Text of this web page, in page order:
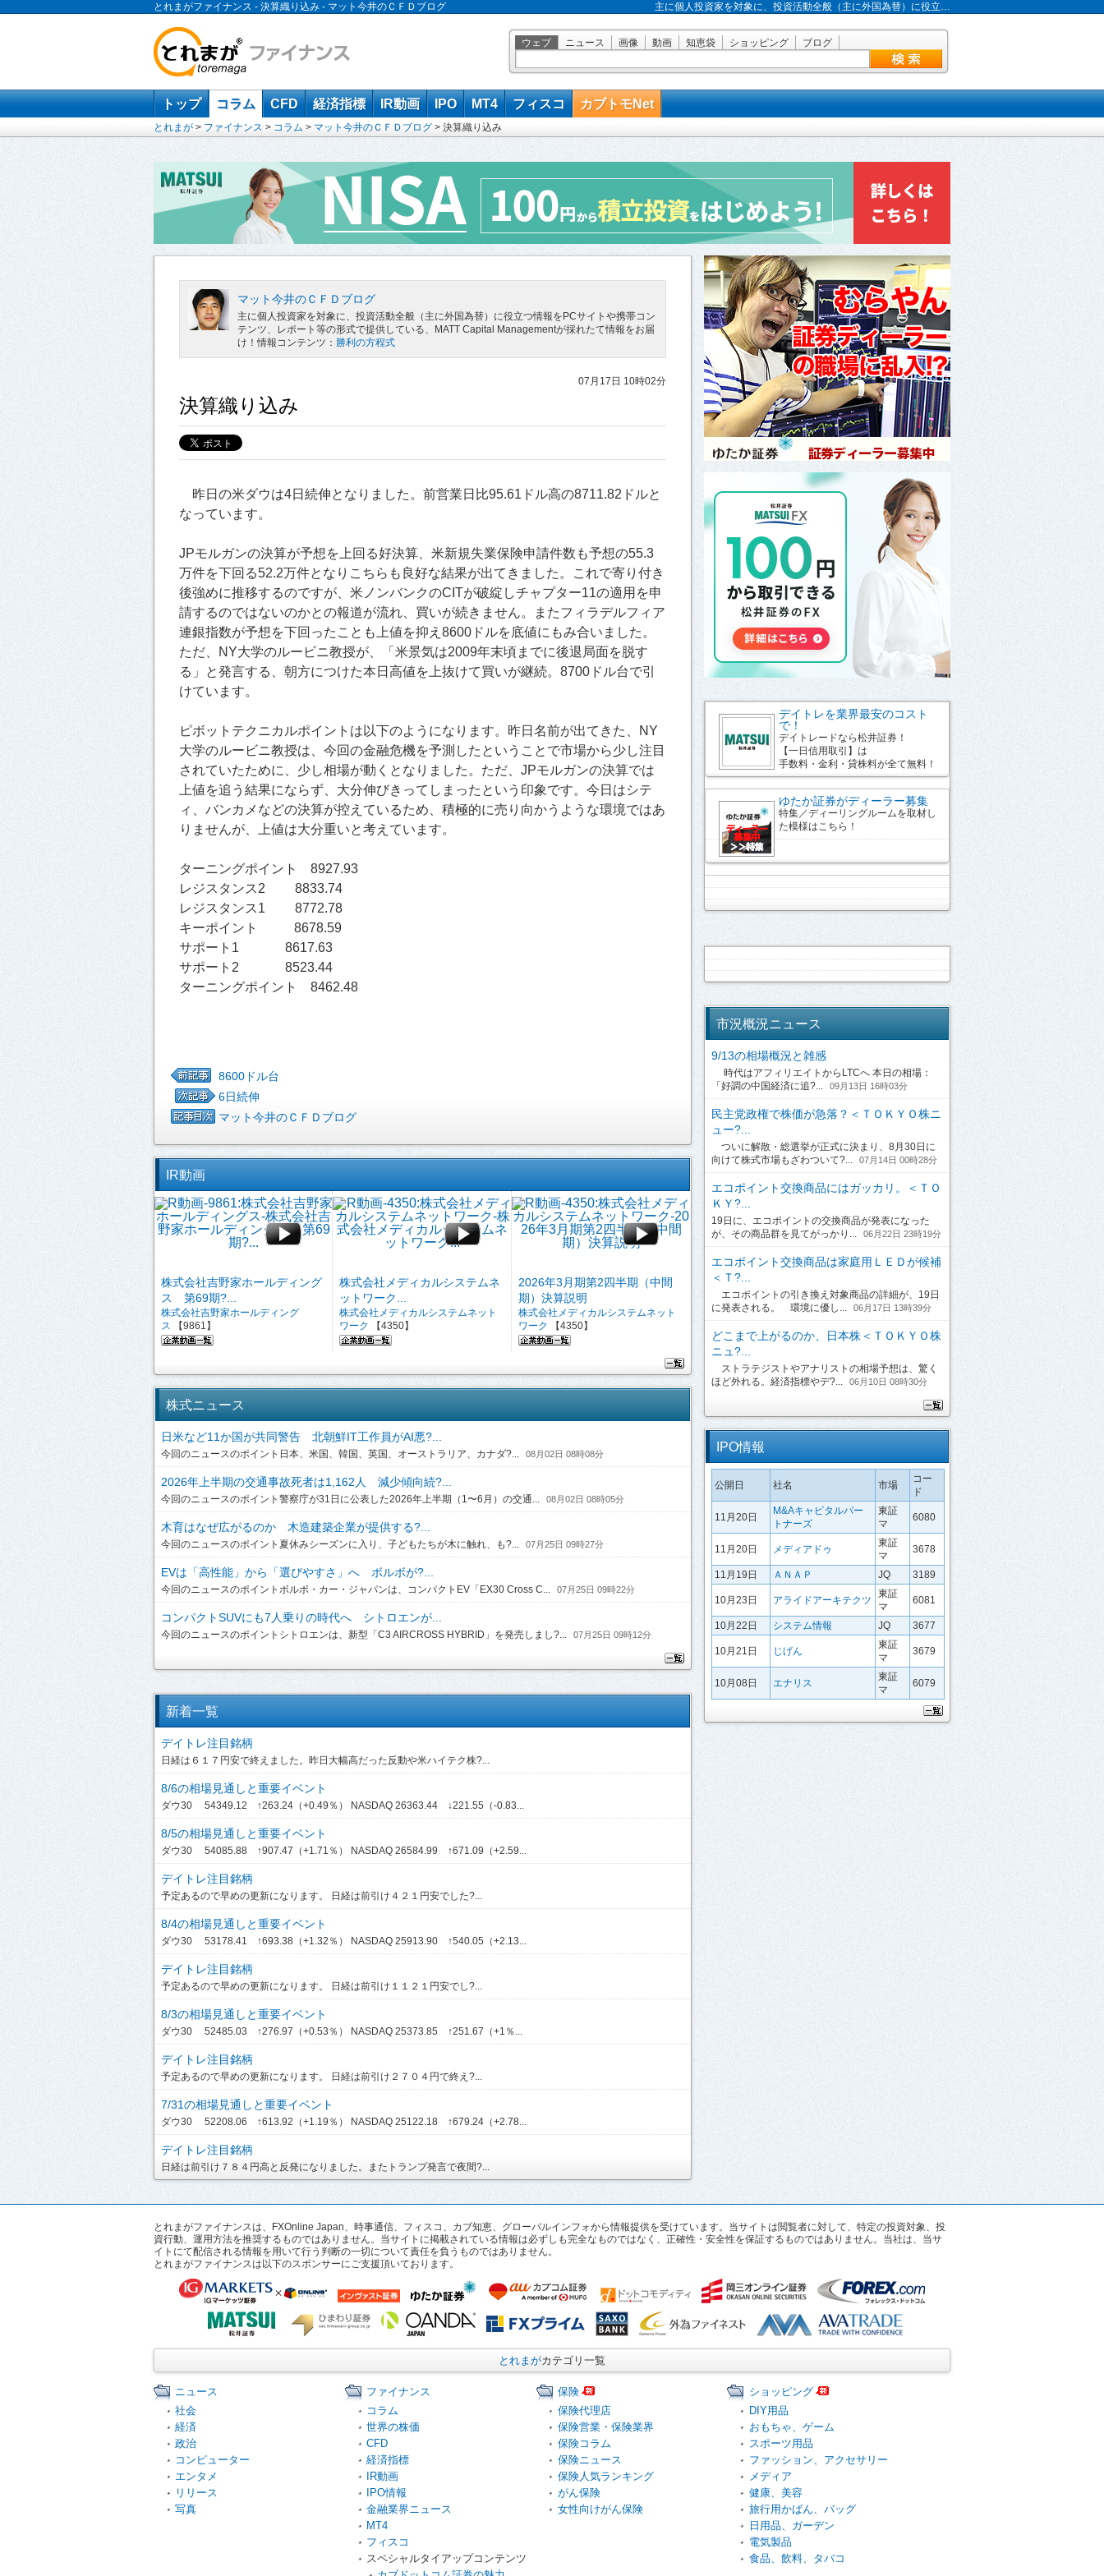
とれまがファイナンス - 決算織り込み - マット今井のＣＦＤブログ 主に個人投資家を対象に、投資活動全般（主に外国為替）に役立…
ウェブ ニュース 画像 動画 知恵袋 ショッピング ブログ
トップ コラム CFD 経済指標 IR動画 IPO MT4 フィスコ カブトモNet
とれまが > ファイナンス > コラム > マット今井のＣＦＤブログ > 決算織り込み
マット今井のＣＦＤブログ
主に個人投資家を対象に、投資活動全般（主に外国為替）に役立つ情報をPCサイトや携帯コン
テンツ、レポート等の形式で提供している、MATT Capital Managementが採れたて情報をお届
け！情報コンテンツ： 勝利の方程式
07月17日 10時02分
決算織り込み
昨日の米ダウは4日続伸となりました。前営業日比95.61ドル高の8711.82ドルと
なっています。
JPモルガンの決算が予想を上回る好決算、米新規失業保険申請件数も予想の55.3
万件を下回る52.2万件となりこちらも良好な結果が出てきました。これで寄り付き
後強めに推移するのですが、米ノンバンクのCITが破綻しチャプター11の適用を申
請するのではないのかとの報道が流れ、買いが続きません。またフィラデルフィア
連銀指数が予想を下回ったことも上値を抑え8600ドルを底値にもみ合いました。
ただ、NY大学のルービニ教授が、「米景気は2009年末頃までに後退局面を脱す
る」と発言する、朝方につけた本日高値を上抜けて買いが継続。8700ドル台で引
けています。
ピボットテクニカルポイントは以下のようになります。昨日名前が出てきた、NY
大学のルービニ教授は、今回の金融危機を予測したということで市場から少し注目
されていたために、少し相場が動くとなりました。ただ、JPモルガンの決算では
上値を追う結果にならず、大分伸びきってしまったという印象です。今日はシテ
ィ、バンカメなどの決算が控えているため、積極的に売り向かうような環境ではあ
りませんが、上値は大分重いと考えています。
ターニングポイント 8927.93
レジスタンス2 8833.74
レジスタンス1 8772.78
キーポイント 8678.59
サポート1 8617.63
サポート2 8523.44
ターニングポイント 8462.48
8600ドル台
6日続伸
マット今井のＣＦＤブログ
IR動画
株式会社吉野家ホールディング
ス 第69期?...
株式会社吉野家ホールディング
ス
【9861】
株式会社メディカルシステムネ
ットワーク...
株式会社メディカルシステムネット
ワーク
【4350】
2026年3月期第2四半期（中間
期）決算説明
株式会社メディカルシステムネット
ワーク
【4350】
株式ニュース
日米など11か国が共同警告 北朝鮮IT工作員がAI悪?...
今回のニュースのポイント日本、米国、韓国、英国、オーストラリア、カナダ?... 08月02日 08時08分
2026年上半期の交通事故死者は1,162人 減少傾向続?...
今回のニュースのポイント警察庁が31日に公表した2026年上半期（1〜6月）の交通... 08月02日 08時05分
木育はなぜ広がるのか 木造建築企業が提供する?...
今回のニュースのポイント夏休みシーズンに入り、子どもたちが木に触れ、も?... 07月25日 09時27分
EVは「高性能」から「選びやすさ」へ ボルボが?...
今回のニュースのポイントボルボ・カー・ジャパンは、コンパクトEV「EX30 Cross C... 07月25日 09時22分
コンパクトSUVにも7人乗りの時代へ シトロエンが...
今回のニュースのポイントシトロエンは、新型「C3 AIRCROSS HYBRID」を発売しまし?... 07月25日 09時12分
新着一覧
デイトレ注目銘柄
日経は６１７円安で終えました。昨日大幅高だった反動や米ハイテク株?...
8/6の相場見通しと重要イベント
ダウ30 54349.12 ↑263.24（+0.49％） NASDAQ 26363.44 ↓221.55（-0.83...
8/5の相場見通しと重要イベント
ダウ30 54085.88 ↑907.47（+1.71％） NASDAQ 26584.99 ↑671.09（+2.59...
デイトレ注目銘柄
予定あるので早めの更新になります。 日経は前引け４２１円安でした?...
8/4の相場見通しと重要イベント
ダウ30 53178.41 ↑693.38（+1.32％） NASDAQ 25913.90 ↑540.05（+2.13...
デイトレ注目銘柄
予定あるので早めの更新になります。 日経は前引け１１２１円安でし?...
8/3の相場見通しと重要イベント
ダウ30 52485.03 ↑276.97（+0.53％） NASDAQ 25373.85 ↑251.67（+1％...
デイトレ注目銘柄
予定あるので早めの更新になります。 日経は前引け２７０４円で終え?...
7/31の相場見通しと重要イベント
ダウ30 52208.06 ↑613.92（+1.19％） NASDAQ 25122.18 ↑679.24（+2.78...
デイトレ注目銘柄
日経は前引け７８４円高と反発になりました。またトランプ発言で夜間?...
デイトレを業界最安のコスト
で！
デイトレードなら松井証券！
【一日信用取引】は
手数料・金利・貸株料が全て無料！
ゆたか証券がディーラー募集
特集／ディーリングルームを取材し
た模様はこちら！
市況概況ニュース
9/13の相場概況と雑感
時代はアフィリエイトからLTCへ 本日の相場：
「好調の中国経済に追?...
09月13日 16時03分
民主党政権で株価が急落？＜ＴＯＫＹＯ株ニ
ュー?...
ついに解散・総選挙が正式に決まり、8月30日に
向けて株式市場もざわついて?...
07月14日 00時28分
エコポイント交換商品にはガッカリ。＜ＴＯ
ＫＹ?...
19日に、エコポイントの交換商品が発表になった
が、その商品群を見てがっかり...
06月22日 23時19分
エコポイント交換商品は家庭用ＬＥＤが候補
＜Ｔ?...
エコポイントの引き換え対象商品の詳細が、19日
に発表される。 環境に優し...
06月17日 13時39分
どこまで上がるのか、日本株＜ＴＯＫＹＯ株
ニュ?...
ストラテジストやアナリストの相場予想は、驚く
ほど外れる。経済指標やデ?...
06月10日 08時30分
IPO情報
公開日 社名 市場
コー
ド
11月20日
M&Aキャピタルパー
トナーズ
東証
マ
6080
11月20日 メディアドゥ
東証
マ
3678
11月19日 ＡＮＡＰ JQ 3189
10月23日 アライドアーキテクツ
東証
マ
6081
10月22日 システム情報 JQ 3677
10月21日 じげん
東証
マ
3679
10月08日 エナリス
東証
マ
6079
とれまがファイナンスは、FXOnline Japan、時事通信、フィスコ、カブ知恵、グローバルインフォから情報提供を受けています。当サイトは閲覧者に対して、特定の投資対象、投
資行動、運用方法を推奨するものではありません。当サイトに掲載されている情報は必ずしも完全なものではなく、正確性・安全性を保証するものではありません。当社は、当サ
イトにて配信される情報を用いて行う判断の一切について責任を負うものではありません。
とれまがファイナンスは以下のスポンサーにご支援頂いております。
とれまがカテゴリ一覧
ニュース
社会
経済
政治
コンピューター
エンタメ
リリース
写真
ファイナンス
コラム
世界の株価
CFD
経済指標
IR動画
IPO情報
金融業界ニュース
MT4
フィスコ
スペシャルタイアップコンテンツ
保険
保険代理店
保険営業・保険業界
保険コラム
保険ニュース
保険人気ランキング
がん保険
女性向けがん保険
ショッピング
DIY用品
おもちゃ、ゲーム
スポーツ用品
ファッション、アクセサリー
メディア
健康、美容
旅行用かばん、バッグ
日用品、ガーデン
電気製品
食品、飲料、タバコ